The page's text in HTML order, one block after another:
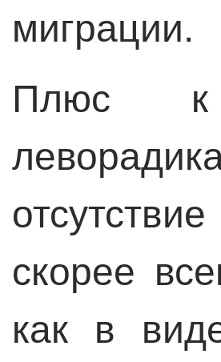
миграции.
Плюс к
скорее
как в